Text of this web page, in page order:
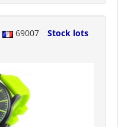
69007
Stock lots